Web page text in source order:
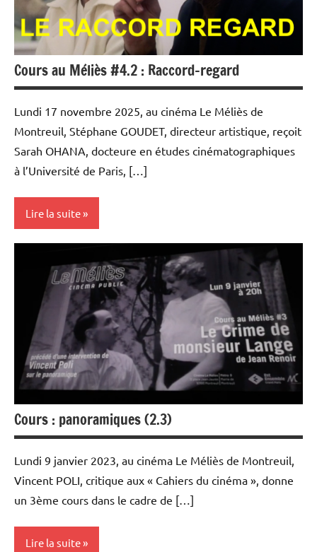
Cours au Méliès #4.2 : Raccord-regard
Lundi 17 novembre 2025, au cinéma Le Méliès de
Montreuil, Stéphane GOUDET, directeur artistique, reçoit
Sarah OHANA, docteure en études cinématographiques
à l’Université de Paris, […]
Lire la suite
Populaire
et Cours
au Méliès
Cours : panoramiques (2.3)
Lundi 9 janvier 2023, au cinéma Le Méliès de Montreuil,
Vincent POLI, critique aux « Cahiers du cinéma », donne
un 3ème cours dans le cadre de […]
Lire la suite